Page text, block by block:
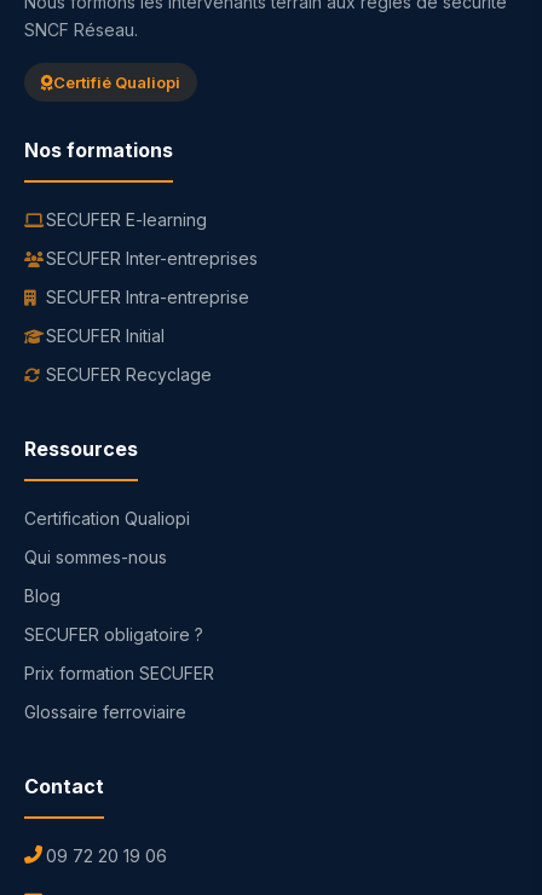
SNCF Réseau.
Certifié Qualiopi
Nos formations
SECUFER E-learning
SECUFER Inter-entreprises
SECUFER Intra-entreprise
SECUFER Initial
SECUFER Recyclage
Ressources
Certification Qualiopi
Qui sommes-nous
Blog
SECUFER obligatoire ?
Prix formation SECUFER
Glossaire ferroviaire
Contact
09 72 20 19 06